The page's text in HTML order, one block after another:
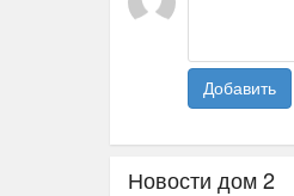
Добавить
Новости дом 2